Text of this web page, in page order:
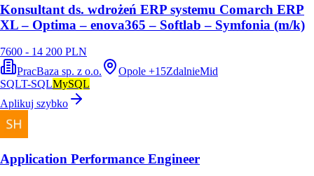
Konsultant ds. wdrożeń ERP systemu Comarch ERP
XL – Optima – enova365 – Softlab – Symfonia (m/k)
7600 - 14 200 PLN
PracBaza sp. z o.o.
Opole +15ZdalnieMid
SQLT-SQLMySQL
Aplikuj szybko
Application Performance Engineer